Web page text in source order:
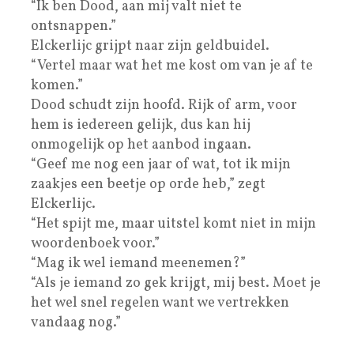
“Ik ben Dood, aan mij valt niet te
ontsnappen.”
Elckerlijc grijpt naar zijn geldbuidel.
“Vertel maar wat het me kost om van je af te
komen.”
Dood schudt zijn hoofd. Rijk of arm, voor
hem is iedereen gelijk, dus kan hij
onmogelijk op het aanbod ingaan.
“Geef me nog een jaar of wat, tot ik mijn
zaakjes een beetje op orde heb,” zegt
Elckerlijc.
“Het spijt me, maar uitstel komt niet in mijn
woordenboek voor.”
“Mag ik wel iemand meenemen?”
“Als je iemand zo gek krijgt, mij best. Moet je
het wel snel regelen want we vertrekken
vandaag nog.”